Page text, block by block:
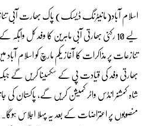
اسلام آباد(مانیٹرنگ ڈیسک) پاک بھارت آبی
لیے 10 رکنی بھارتی آبی ماہرین کا وفد کل واہگہ
تنازعات پر مذاکرات کا آغاز یکم مارچ کو اسلام
بھارتی وفد کی قیادت پی کے سکسینا کریں گے جبکہ
شاہ کمشنر انڈس واٹر کمیشن کریں گے، پاکستان
منصوبوں پر اعتراضات کے بعد یہ پہلا اجلاس ہوگا۔